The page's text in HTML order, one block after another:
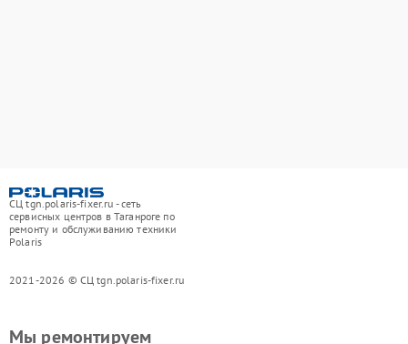
СЦ tgn.polaris-fixer.ru - сеть
сервисных центров в Таганроге по
ремонту и обслуживанию техники
Polaris
2021-2026 © СЦ tgn.polaris-fixer.ru
Мы ремонтируем